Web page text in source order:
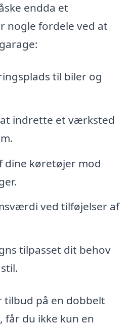
endda et
nogle fordele ved at
til biler og
indrette et værksted
dine køretøjer mod
ved tilføjelser af
tilpasset dit behov
tilbud på en dobbelt
får du ikke kun en